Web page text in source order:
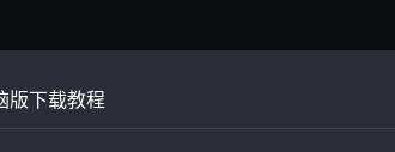
版下载教程